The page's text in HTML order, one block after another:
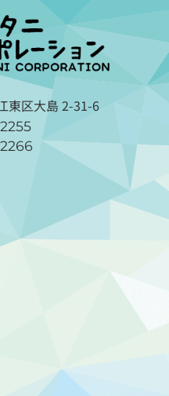
東区大島 2-31-6